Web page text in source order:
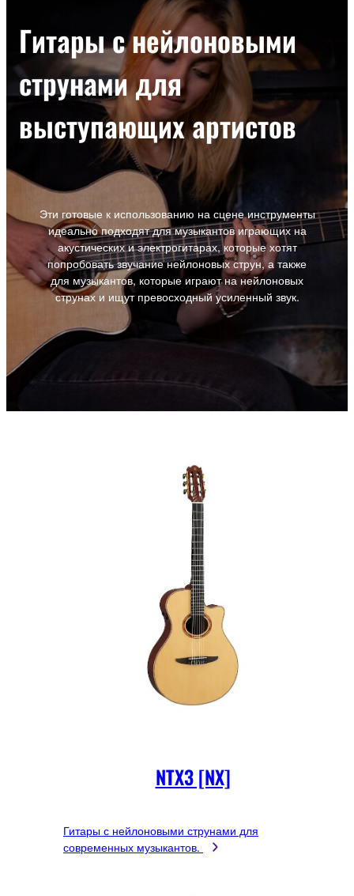
Гитары с нейлоновыми
струнами для
выступающих артистов
Эти готовые к использованию на сцене инструменты
идеально подходят для музыкантов играющих на
акустических и электрогитарах, которые хотят
попробовать звучание нейлоновых струн, а также
для музыкантов, которые играют на нейлоновых
струнах и ищут превосходный усиленный звук.
NTX3 [NX]
Гитары с нейлоновыми струнами для
современных музыкантов.